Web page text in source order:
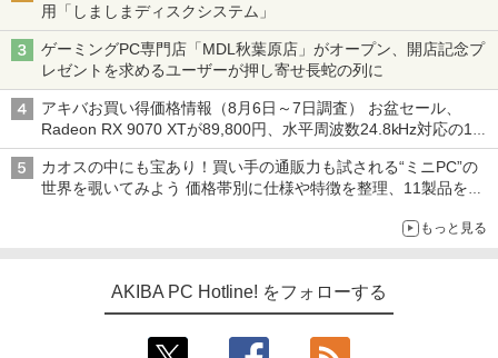
用「しましまディスクシステム」
ゲーミングPC専門店「MDL秋葉原店」がオープン、開店記念プ
レゼントを求めるユーザーが押し寄せ長蛇の列に
アキバお買い得価格情報（8月6日～7日調査） お盆セール、
Radeon RX 9070 XTが89,800円、水平周波数24.8kHz対応の17
型モニターが9,801円、暑さ指数連動セール ほか
カオスの中にも宝あり！買い手の通販力も試される“ミニPC”の
世界を覗いてみよう 価格帯別に仕様や特徴を整理、11製品をピ
もっと見る
AKIBA PC Hotline! をフォローする